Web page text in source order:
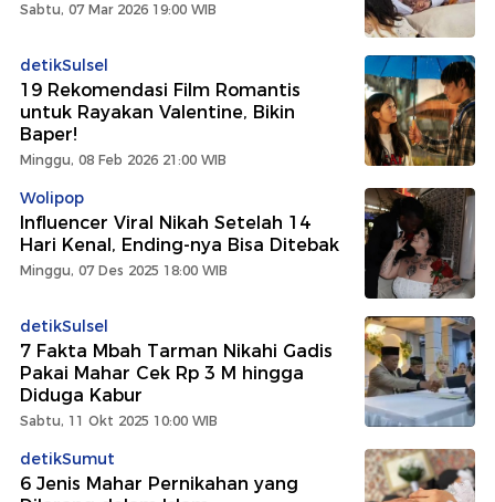
Sabtu, 07 Mar 2026 19:00 WIB
detikSulsel
19 Rekomendasi Film Romantis
untuk Rayakan Valentine, Bikin
Baper!
Minggu, 08 Feb 2026 21:00 WIB
Wolipop
Influencer Viral Nikah Setelah 14
Hari Kenal, Ending-nya Bisa Ditebak
Minggu, 07 Des 2025 18:00 WIB
detikSulsel
7 Fakta Mbah Tarman Nikahi Gadis
Pakai Mahar Cek Rp 3 M hingga
Diduga Kabur
Sabtu, 11 Okt 2025 10:00 WIB
detikSumut
6 Jenis Mahar Pernikahan yang